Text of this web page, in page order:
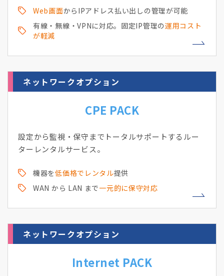
Web画面からIPアドレス払い出しの管理が可能
有線・無線・VPNに対応。固定IP管理の運用コスト
が軽減
ネットワークオプション
CPE PACK
設定から監視・保守までトータルサポートするルー
ターレンタルサービス。
機器を低価格でレンタル提供
WAN から LAN まで一元的に保守対応
ネットワークオプション
Internet PACK